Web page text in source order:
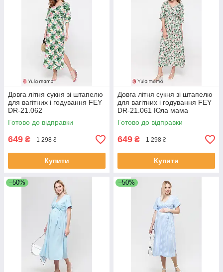
Довга літня сукня зі штапелю
для вагітних і годування FEY
DR-21.062
Готово до відправки
649 ₴ 1 298 ₴
Купити
Довга літня сукня зі штапелю
для вагітних і годування FEY
DR-21.061 Юла мама
Готово до відправки
649 ₴ 1 298 ₴
Купити
–50% –50%